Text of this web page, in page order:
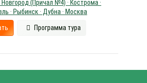
(Причал №4) · Кострома ·
· Рыбинск · Дубна · Москва
Программа тура